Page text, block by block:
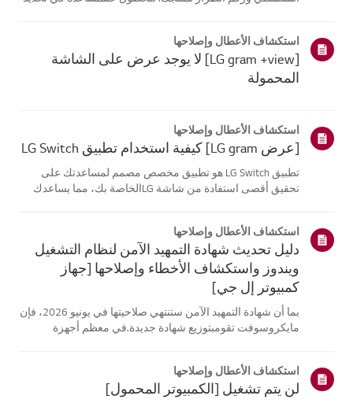
تختلف الصور أو ا...
استكشاف الأعطال وإصلاحها
[LG gram +view] لا يوجد عرض على الشاشة
المحمولة
استكشاف الأعطال وإصلاحها
[عرض LG gram] كيفية استخدام تطبيق LG Switch
تطبيق LG Switch هو تطبيق مخصص مصمم لمساعدتك على
تحقيق أقصى استفادة من شاشة LGالخاصة بك، مما يساعدك
لك [وضع الحياة] تعيين خلفي...
استكشاف الأعطال وإصلاحها
دليل تحديث شهادة التمهيد الآمن لنظام التشغيل
ويندوز واستكشاف الأخطاء وإصلاحها [جهاز
كمبيوتر إل جي]
بما أن شهادة التمهيد الآمن ستنتهي صلاحيتها في يونيو 2026، فإن
مايكروسوفت تقومبتوزيع شهادة جديدة.في معظم أجهزة
ذلك، إذا فشل ج...
استكشاف الأعطال وإصلاحها
لن يتم تشغيل [الكمبيوتر المحمول]